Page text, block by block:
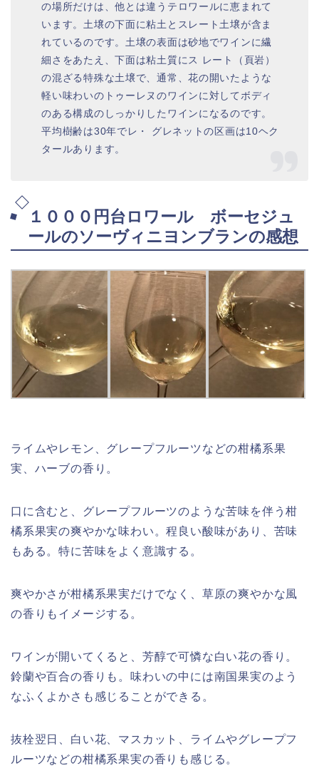
の場所だけは、他とは違うテロワールに恵まれて
います。土壌の下面に粘土とスレート土壌が含ま
れているのです。土壌の表面は砂地でワインに繊
細さをあたえ、下面は粘土質にス レート（頁岩）
の混ざる特殊な土壌で、通常、花の開いたような
軽い味わいのトゥーレヌのワインに対してボディ
のある構成のしっかりしたワインになるのです。
平均樹齢は30年でレ・ グレネットの区画は10ヘク
タールあります。
１０００円台ロワール ボーセジュ
ールのソーヴィニヨンブランの感想
ライムやレモン、グレープフルーツなどの柑橘系果
実、ハーブの香り。
口に含むと、グレープフルーツのような苦味を伴う柑
橘系果実の爽やかな味わい。程良い酸味があり、苦味
もある。特に苦味をよく意識する。
爽やかさが柑橘系果実だけでなく、草原の爽やかな風
の香りもイメージする。
ワインが開いてくると、芳醇で可憐な白い花の香り。
鈴蘭や百合の香りも。味わいの中には南国果実のよう
なふくよかさも感じることができる。
抜栓翌日、白い花、マスカット、ライムやグレープフ
ルーツなどの柑橘系果実の香りも感じる。